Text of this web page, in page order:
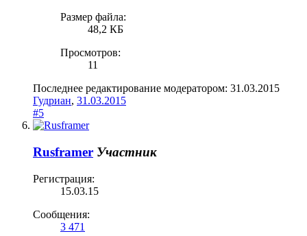
Размер файла:
48,2 КБ
Просмотров:
11
Последнее редактирование модератором: 31.03.2015
Гудриан, 31.03.2015
#5
Rusframer Участник
Регистрация:
15.03.15
Сообщения:
3 471